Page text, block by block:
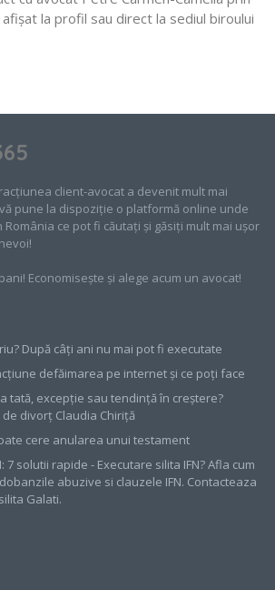
la profil sau direct la sediul biroului
client-avocat a devenit mult mai
pune la dispoziție o platformă online unde
ce pot fi căutați și găsiți mult mai ușor
Economisește și alege acum un avocat!
După câți ani nu mai pot fi executate
defăimarea pe internet și ce poți face
tată, excepție sau tendință în creștere?
divorț Claudia Chiriță
cere anularea unui testament
7 solutii rapide - Executare silita IFN? Afla cum
abuzive si clauzele IFN. Contacteaza
Galati.